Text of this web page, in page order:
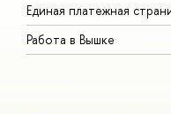
Единая платежная
Работа в Вышке